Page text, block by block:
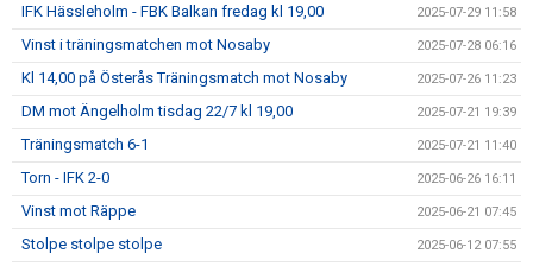
IFK Hässleholm - FBK Balkan fredag kl 19,00 2025-07-29 11:58
Vinst i träningsmatchen mot Nosaby 2025-07-28 06:16
Kl 14,00 på Österås Träningsmatch mot Nosaby 2025-07-26 11:23
DM mot Ängelholm tisdag 22/7 kl 19,00 2025-07-21 19:39
Träningsmatch 6-1 2025-07-21 11:40
Torn - IFK 2-0 2025-06-26 16:11
Vinst mot Räppe 2025-06-21 07:45
Stolpe stolpe stolpe 2025-06-12 07:55